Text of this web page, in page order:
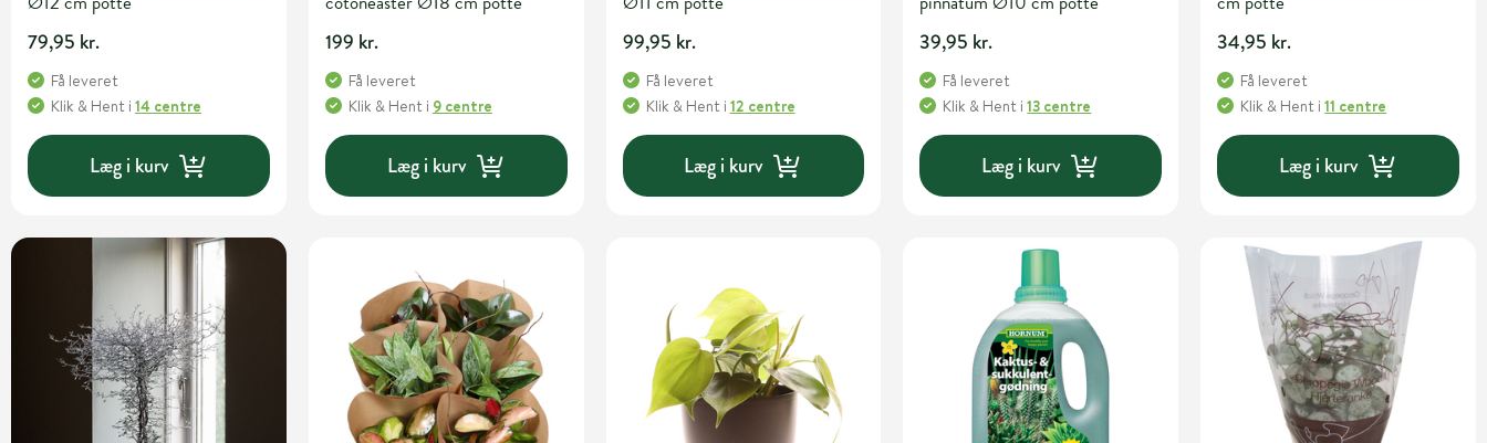
79,95 kr.
Få leveret
Klik & Hent i 14 centre
Læg i kurv
199 kr.
Få leveret
Klik & Hent i 9 centre
Læg i kurv
99,95 kr.
Få leveret
Klik & Hent i 12 centre
Læg i kurv
39,95 kr.
Få leveret
Klik & Hent i13 centre
Læg i kurv
34,95 kr.
Få leveret
Klik & Hent i11 centre
Læg i kurv